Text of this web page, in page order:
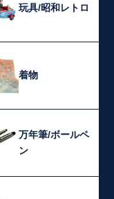
玩具/昭和レトロ
着物
万年筆/ボールペ
ン